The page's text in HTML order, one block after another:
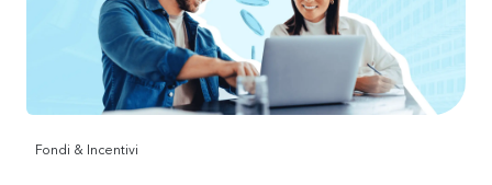
Fondi & Incentivi